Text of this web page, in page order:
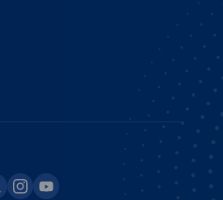
instagram
youtube